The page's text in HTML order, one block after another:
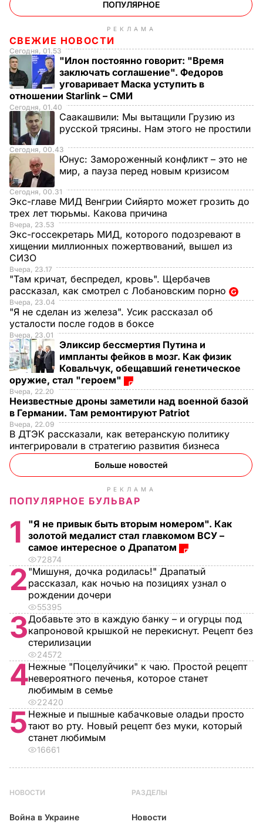
ПОПУЛЯРНОЕ
РЕКЛАМА
СВЕЖИЕ НОВОСТИ
Сегодня, 01.53
"Илон постоянно говорит: "Время
заключать соглашение". Федоров
уговаривает Маска уступить в
отношении Starlink – СМИ
Сегодня, 01.40
Саакашвили: Мы вытащили Грузию из
русской трясины. Нам этого не простили
Сегодня, 00.43
Юнус: Замороженный конфликт – это не
мир, а пауза перед новым кризисом
Сегодня, 00.31
Экс-главе МИД Венгрии Сийярто может грозить до
трех лет тюрьмы. Какова причина
Вчера, 23.53
Экс-госсекретарь МИД, которого подозревают в
хищении миллионных пожертвований, вышел из
СИЗО
Вчера, 23.17
"Там кричат, беспредел, кровь". Щербачев
рассказал, как смотрел с Лобановским порно
Вчера, 23.04
"Я не сделан из железа". Усик рассказал об
усталости после годов в боксе
Вчера, 23.01
Эликсир бессмертия Путина и
импланты фейков в мозг. Как физик
Ковальчук, обещавший генетическое
оружие, стал "героем"
Вчера, 22.20
Неизвестные дроны заметили над военной базой
в Германии. Там ремонтируют Patriot
Вчера, 22.09
В ДТЭК рассказали, как ветеранскую политику
интегрировали в стратегию развития бизнеса
Больше новостей
РЕКЛАМА
ПОПУЛЯРНОЕ БУЛЬВАР
1
"Я не привык быть вторым номером". Как
золотой медалист стал главкомом ВСУ –
самое интересное о Драпатом
72874
2 "Мишуня, дочка родилась!" Драпатый
рассказал, как ночью на позициях узнал о
рождении дочери
55395
3Добавьте это в каждую банку – и огурцы под
капроновой крышкой не перекиснут. Рецепт без
стерилизации
24572
4Нежные "Поцелуйчики" к чаю. Простой рецепт
невероятного печенья, которое станет
любимым в семье
22420
5 Нежные и пышные кабачковые оладьи просто
тают во рту. Новый рецепт без муки, который
станет любимым
16661
НОВОСТИ
Война в Украине
РАЗДЕЛЫ
Новости